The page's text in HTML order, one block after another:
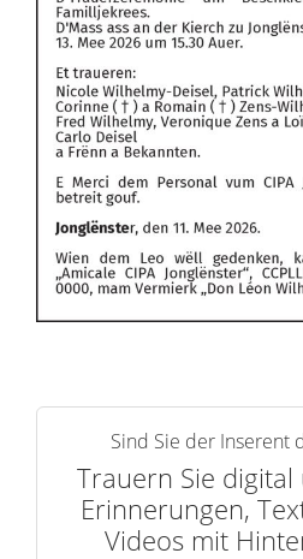
Sind Sie der Inserent
Trauern Sie digital
Erinnerungen,
Videos mit